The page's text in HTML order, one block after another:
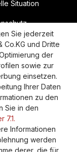
Situation
Einstellungen
Sie jederzeit
Co.KG und Dritte
der
sowie zur
einsetzen.
Ihrer Daten
zu den
Sie in den
7.1.
Informationen
werden
derer, die für